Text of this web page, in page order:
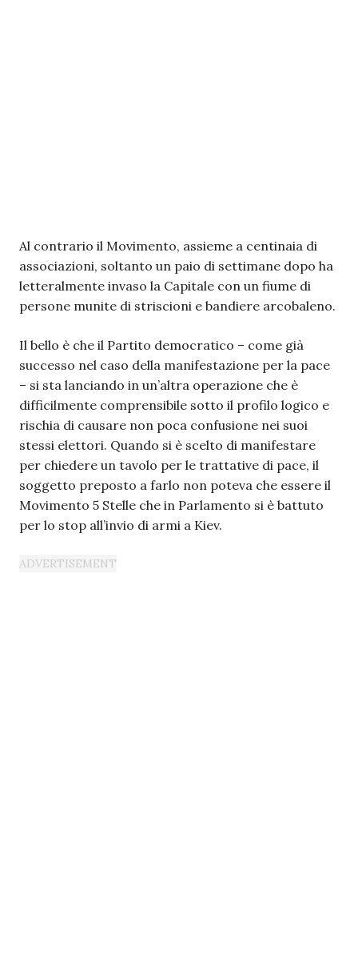
Al contrario il Movimento, assieme a centinaia di
associazioni, soltanto un paio di settimane dopo ha
letteralmente invaso la Capitale con un fiume di
persone munite di striscioni e bandiere arcobaleno.
Il bello è che il Partito democratico – come già
successo nel caso della manifestazione per la pace
– si sta lanciando in un’altra operazione che è
difficilmente comprensibile sotto il profilo logico e
rischia di causare non poca confusione nei suoi
stessi elettori. Quando si è scelto di manifestare
per chiedere un tavolo per le trattative di pace, il
soggetto preposto a farlo non poteva che essere il
Movimento 5 Stelle che in Parlamento si è battuto
per lo stop all’invio di armi a Kiev.